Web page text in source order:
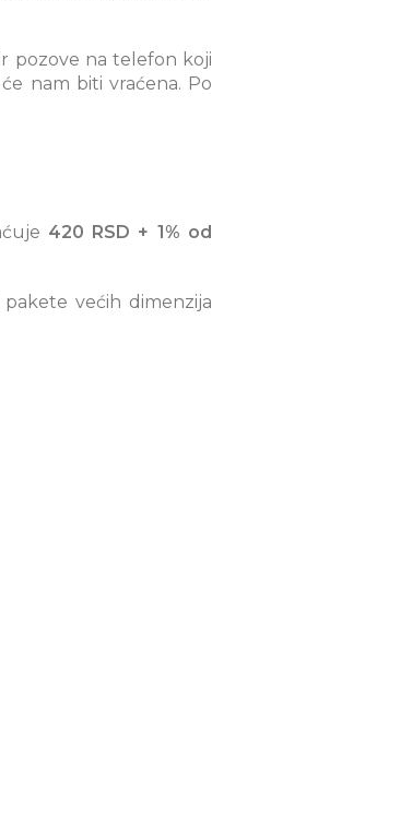
pozove na telefon koji
nam biti vraćena. Po
420 RSD + 1% od
većih dimenzija